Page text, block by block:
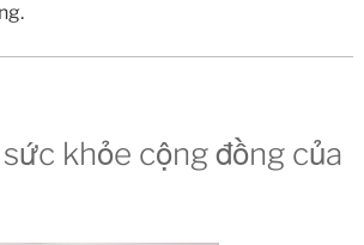
khỏe cộng đồng của